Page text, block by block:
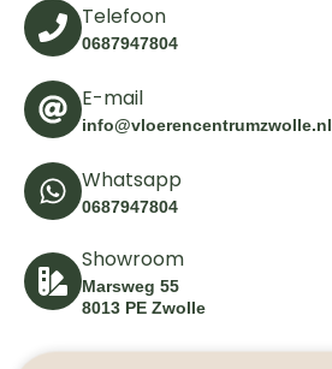
Telefoon
0687947804
E-mail
info@vloerencentrumzwolle.nl
Whatsapp
0687947804
Showroom
Marsweg 55
8013 PE Zwolle